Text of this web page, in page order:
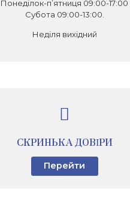
Понеділок-п’ятниця 09:00-17:00
Субота 09:00-13:00.
Неділя вихідний
СКРИНЬКА ДОВІРИ
Перейти